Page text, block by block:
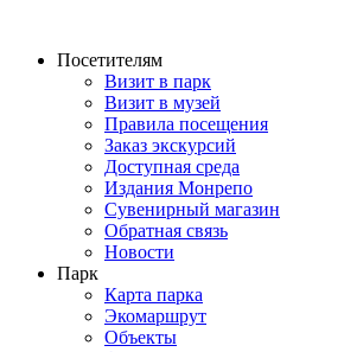
содержимому
Посетителям
Визит в парк
Визит в музей
Правила посещения
Заказ экскурсий
Доступная среда
Издания Монрепо
Сувенирный магазин
Обратная связь
Новости
Парк
Карта парка
Экомаршрут
Объекты